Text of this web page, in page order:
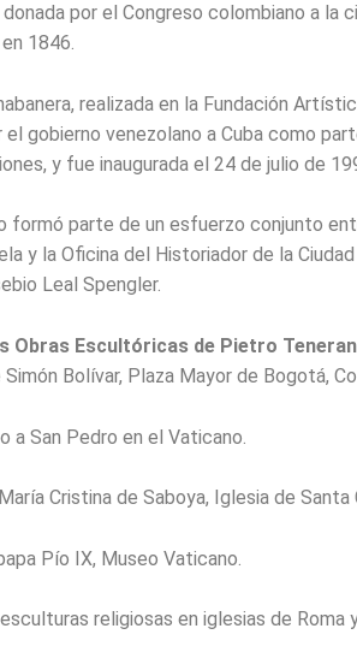
donada por el Congreso colombiano a la
1846.
realizada en la Fundación
el gobierno venezolano a Cuba como
y fue inaugurada el 24 de julio de
formó parte de un esfuerzo conjunto
y la Oficina del Historiador de la
Leal Spengler.
Obras Escultóricas de Pietro
Bolívar, Plaza Mayor de Bogotá,
a San Pedro en el Vaticano.
Cristina de Saboya, Iglesia de Santa
Pío IX, Museo Vaticano.
religiosas en iglesias de Roma